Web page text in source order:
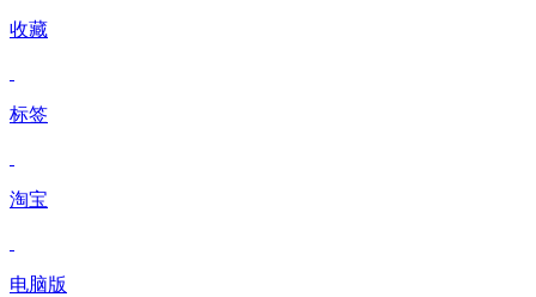
收藏
标签
淘宝
电脑版